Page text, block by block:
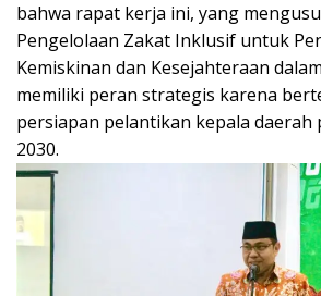
bahwa rapat kerja ini, yang
Pengelolaan Zakat Inklusif untuk
Kemiskinan dan Kesejahteraan
memiliki peran strategis karena
persiapan pelantikan kepala daerah
2030.